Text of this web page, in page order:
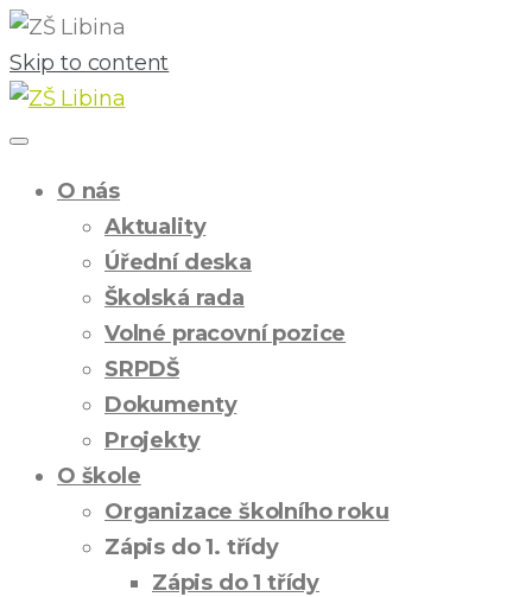
Skip to content
O nás
Aktuality
Úřední deska
Školská rada
Volné pracovní pozice
SRPDŠ
Dokumenty
Projekty
O škole
Organizace školního roku
Zápis do 1. třídy
Zápis do 1 třídy